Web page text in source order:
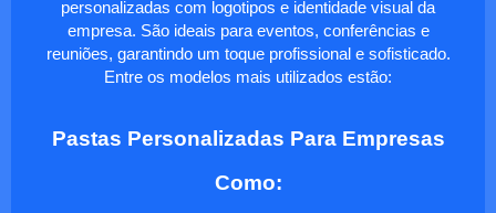
personalizadas com logotipos e identidade visual da
empresa. São ideais para eventos, conferências e
reuniões, garantindo um toque profissional e sofisticado.
Entre os modelos mais utilizados estão:
Pastas Personalizadas Para Empresas
Como: